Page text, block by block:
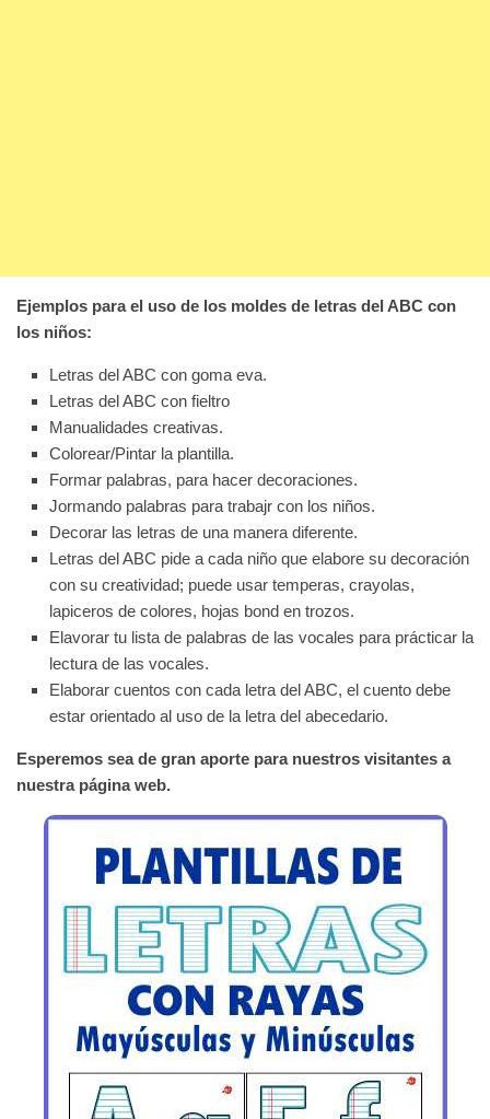
Ejemplos para el uso de los moldes de letras del ABC con
los niños:
Letras del ABC con goma eva.
Letras del ABC con fieltro
Manualidades creativas.
Colorear/Pintar la plantilla.
Formar palabras, para hacer decoraciones.
Jormando palabras para trabajr con los niños.
Decorar las letras de una manera diferente.
Letras del ABC pide a cada niño que elabore su decoración
con su creatividad; puede usar temperas, crayolas,
lapiceros de colores, hojas bond en trozos.
Elavorar tu lista de palabras de las vocales para prácticar la
lectura de las vocales.
Elaborar cuentos con cada letra del ABC, el cuento debe
estar orientado al uso de la letra del abecedario.
Esperemos sea de gran aporte para nuestros visitantes a
nuestra página web.